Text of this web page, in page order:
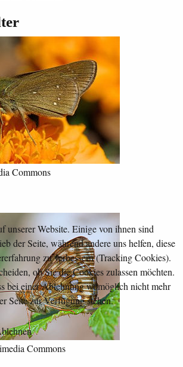
Commons
Commons
unserer Website. Einige von ihnen sind
der Seite, während andere uns helfen, diese
zu verbessern (Tracking Cookies).
ob Sie die Cookies zulassen möchten.
bei einer Ablehnung womöglich nicht mehr
Seite zur Verfügung stehen.